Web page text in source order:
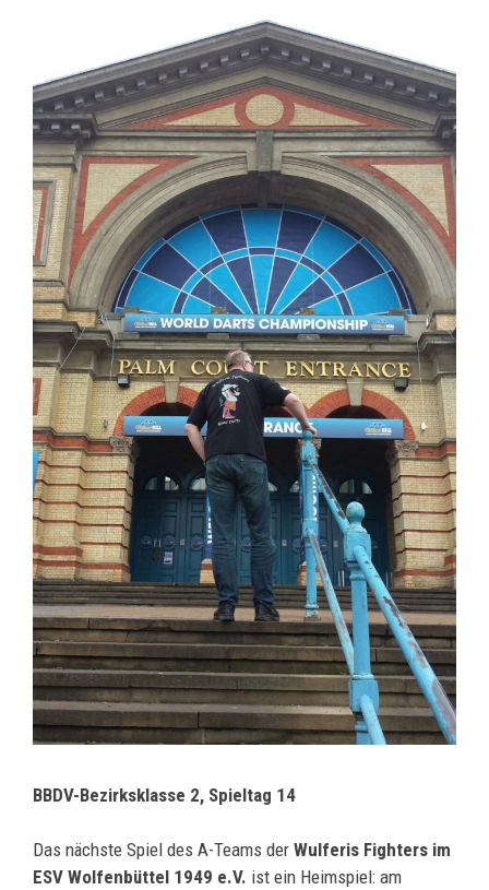
BBDV-Bezirksklasse 2, Spieltag 14
Das nächste Spiel des A-Teams der Wulferis Fighters im
ESV Wolfenbüttel 1949 e.V. ist ein Heimspiel: am